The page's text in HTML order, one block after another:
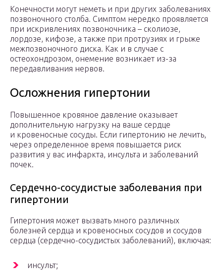
Конечности могут неметь и при других заболеваниях
позвоночного столба. Симптом нередко проявляется
при искривлениях позвоночника – сколиозе,
лордозе, кифозе, а также при протрузиях и грыже
межпозвоночного диска. Как и в случае с
остеохондрозом, онемение возникает из-за
передавливания нервов.
Осложнения гипертонии
Повышенное кровяное давление оказывает
дополнительную нагрузку на ваше сердце
и кровеносные сосуды. Если гипертонию не лечить,
через определенное время повышается риск
развития у вас инфаркта, инсульта и заболеваний
почек.
Сердечно-сосудистые заболевания при
гипертонии
Гипертония может вызвать много различных
болезней сердца и кровеносных сосудов и сосудов
сердца (сердечно-сосудистых заболеваний), включая:
инсульт;